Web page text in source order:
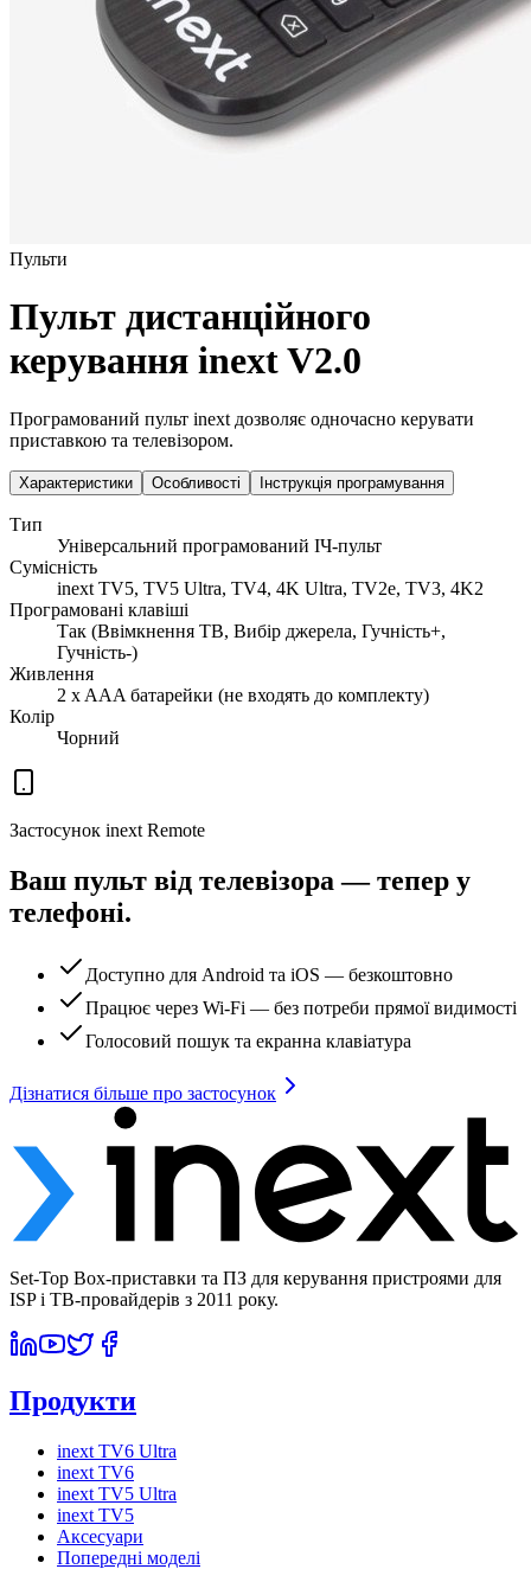
Пульти
Пульт дистанційного
керування inext V2.0
Програмований пульт inext дозволяє одночасно керувати
приставкою та телевізором.
Характеристики Особливості Інструкція програмування
Тип
Універсальний програмований ІЧ-пульт
Сумісність
inext TV5, TV5 Ultra, TV4, 4K Ultra, TV2e, TV3, 4K2
Програмовані клавіші
Так (Ввімкнення ТВ, Вибір джерела, Гучність+,
Гучність-)
Живлення
2 x AAA батарейки (не входять до комплекту)
Колір
Чорний
Застосунок inext Remote
Ваш пульт від телевізора — тепер у
телефоні.
Доступно для Android та iOS — безкоштовно
Працює через Wi-Fi — без потреби прямої видимості
Голосовий пошук та екранна клавіатура
Дізнатися більше про застосунок
Set-Top Box-приставки та ПЗ для керування пристроями для
ISP і ТВ-провайдерів з 2011 року.
Продукти
inext TV6 Ultra
inext TV6
inext TV5 Ultra
inext TV5
Аксесуари
Попередні моделі